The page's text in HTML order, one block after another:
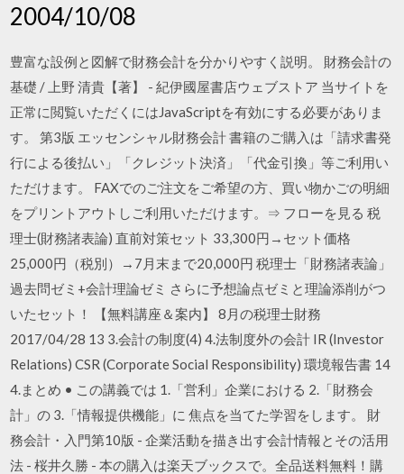
2004/10/08
豊富な設例と図解で財務会計を分かりやすく説明。 財務会計の
基礎 / 上野 清貴【著】 - 紀伊國屋書店ウェブストア 当サイトを
正常に閲覧いただくにはJavaScriptを有効にする必要がありま
す。 第3版 エッセンシャル財務会計 書籍のご購入は「請求書発
行による後払い」「クレジット決済」「代金引換」等ご利用い
ただけます。 FAXでのご注文をご希望の方、買い物かごの明細
をプリントアウトしご利用いただけます。⇒ フローを見る 税
理士(財務諸表論) 直前対策セット 33,300円→セット価格
25,000円（税別）→7月末まで20,000円 税理士「財務諸表論」
過去問ゼミ+会計理論ゼミ さらに予想論点ゼミと理論添削がつ
いたセット！ 【無料講座＆案内】 8月の税理士財務
2017/04/28 13 3.会計の制度(4) 4.法制度外の会計 IR (Investor
Relations) CSR (Corporate Social Responsibility) 環境報告書 14
4.まとめ • この講義では 1.「営利」企業における 2.「財務会
計」の 3.「情報提供機能」に 焦点を当てた学習をします。 財
務会計・入門第10版 - 企業活動を描き出す会計情報とその活用
法 - 桜井久勝 - 本の購入は楽天ブックスで。全品送料無料！購